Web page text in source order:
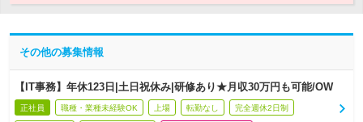
その他の募集情報
【IT事務】年休123日|土日祝休み|研修あり★月収30万円も可能/OW
正社員 職種・業種未経験OK 上場 転勤なし 完全週休2日制